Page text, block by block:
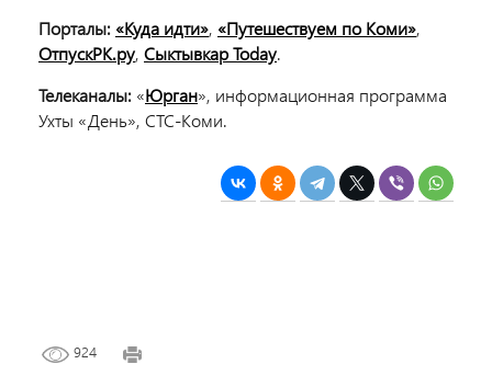
Порталы: «Куда идти», «Путешествуем по Коми»,
ОтпускРК.ру, Сыктывкар Today.
Телеканалы: «Юрган», информационная программа
Ухты «День», СТС-Коми.
924